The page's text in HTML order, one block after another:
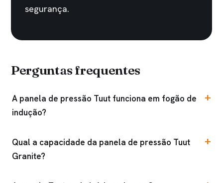
segurança.
Perguntas frequentes
A panela de pressão Tuut funciona em fogão de
indução?
Qual a capacidade da panela de pressão Tuut
Granite?